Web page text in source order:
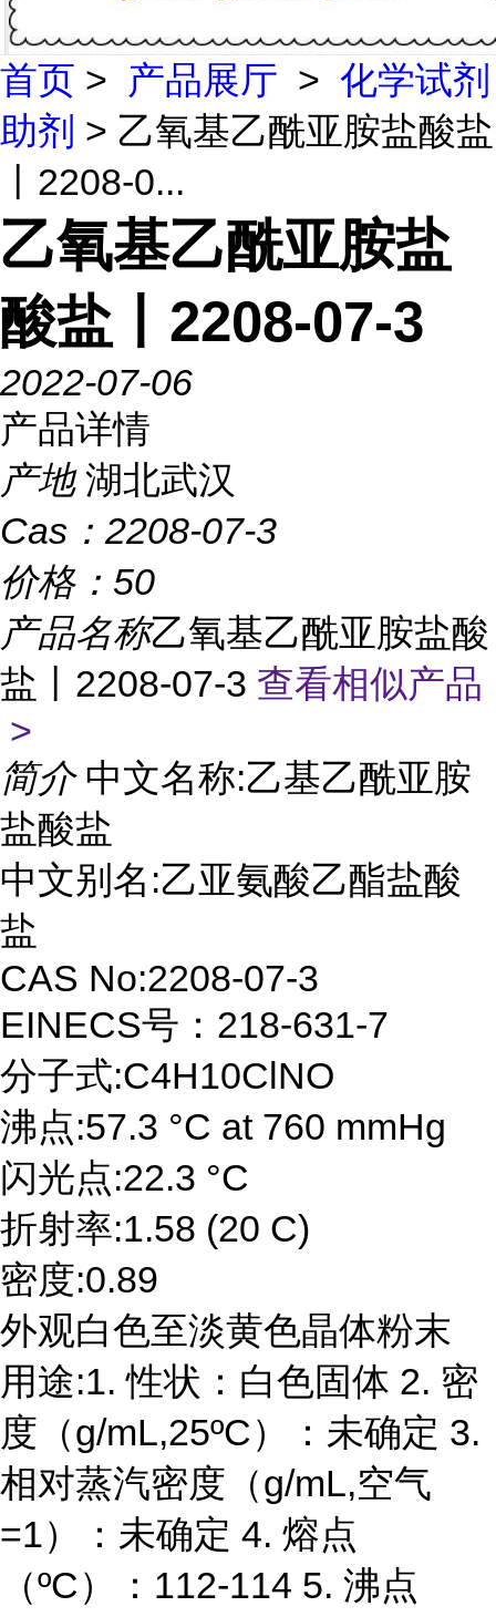
首页 > 产品展厅 > 化学试剂
助剂 > 乙氧基乙酰亚胺盐酸盐
丨2208-0...
乙氧基乙酰亚胺盐
酸盐丨2208-07-3
2022-07-06
产品详情
产地 湖北武汉
Cas： 2208-07-3
价格： 50
产品名称乙氧基乙酰亚胺盐酸
盐丨2208-07-3 查看相似产品
>
简介 中文名称:乙基乙酰亚胺
盐酸盐
中文别名:乙亚氨酸乙酯盐酸
盐
CAS No:2208-07-3
EINECS号：218-631-7
分子式:C4H10ClNO
沸点:57.3 °C at 760 mmHg
闪光点:22.3 °C
折射率:1.58 (20 C)
密度:0.89
外观白色至淡黄色晶体粉末
用途:1. 性状：白色固体 2. 密
度（g/mL,25ºC）：未确定 3.
相对蒸汽密度（g/mL,空气
=1）：未确定 4. 熔点
（ºC）：112-114 5. 沸点